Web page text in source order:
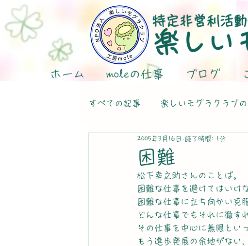
特定非営利活
楽しい
ホーム moleの仕事 ブログ
すべての記事 楽しいモグラクラブ
困難
2005年3月16日 読了時間: 1分
松下幸之助さんのことば。
困難な仕事を避けてはいけ
困難な仕事に立ち向かい克
どんな仕事でもそれに徹す
その仕事を中心に無限とい
もう進歩発展の余地がない